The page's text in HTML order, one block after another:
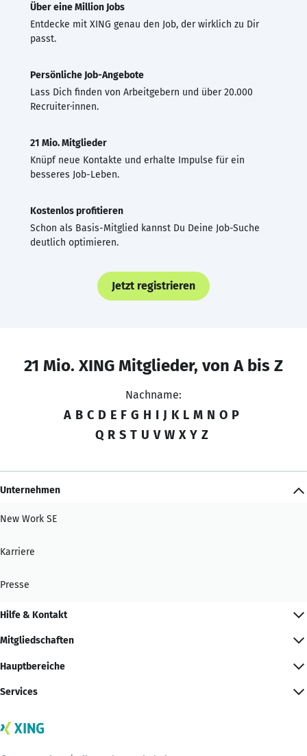
Über eine Million Jobs
Entdecke mit XING genau den Job, der wirklich zu Dir
passt.
Persönliche Job-Angebote
Lass Dich finden von Arbeitgebern und über 20.000
Recruiter·innen.
21 Mio. Mitglieder
Knüpf neue Kontakte und erhalte Impulse für ein
besseres Job-Leben.
Kostenlos profitieren
Schon als Basis-Mitglied kannst Du Deine Job-Suche
deutlich optimieren.
Jetzt registrieren
21 Mio. XING Mitglieder, von A bis Z
Nachname:
A B C D E F G H I J K L M N O P
Q R S T U V W X Y Z
Unternehmen
New Work SE
Karriere
Presse
Hilfe & Kontakt
Mitgliedschaften
Hauptbereiche
Services